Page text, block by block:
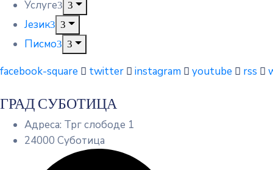
Услуге
Језик
Писмо
facebook-square
twitter instagram youtube rss
ГРАД СУБОТИЦА
Адреса: Трг слободе 1
24000 Суботица